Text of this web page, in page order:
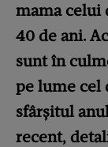
mama celui
40 de ani.
sunt în
pe lume cel
sfârșitul
recent,